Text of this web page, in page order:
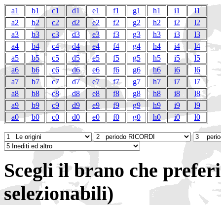
a1 b1 c1 d1 e1 f1 g1 h1 i1
l1
a2
b2 c2 d2 e2 f2 g2 h2 i2
l2
a3
b3 c3 d3 e3 f3 g3 h3 i3
l3
a4
b4 c4 d4 e4 f4 g4 h4 i4
l4
a5
b5 c5 d5 e5 f5 g5 h5 i5
l5
a6
b6 c6 d6 e6 f6 g6 h6 i6
l6
a7
b7 c7 d7 e7 f7 g7 h7 i7
l7
a8
b8 c8 d8 e8 f8 g8 h8 i8
l8
a9
b9 c9 d9 e9 f9 g9 h9 i9
l9
a0
b0 c0 d0 e0 f0 g0 h0 i0 l0
Scegli il brano che
selezionabili)